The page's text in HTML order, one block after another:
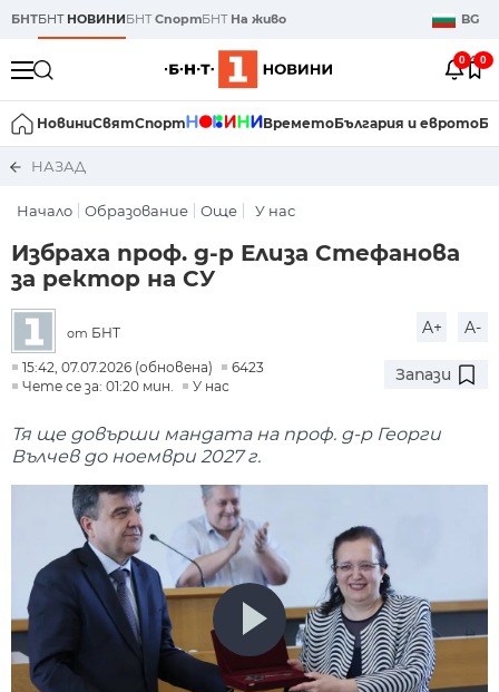
БНТБНТ НОВИНИБНТСпортБНТ На живо BG
0 0
НовиниСвятСпорт ВреметоБългария и еврото
НАЗАД
Начало Образование Още У нас
Избраха проф. д-р Елиза Стефанова
за ректор на СУ
от БНТ A+ A-
15:42, 07.07.2026 (обновена)
6423
Чете се за: 01:20 мин.
У нас
Запази
Тя ще довърши мандата на проф. д-р Георги
Вълчев до ноември 2027 г.